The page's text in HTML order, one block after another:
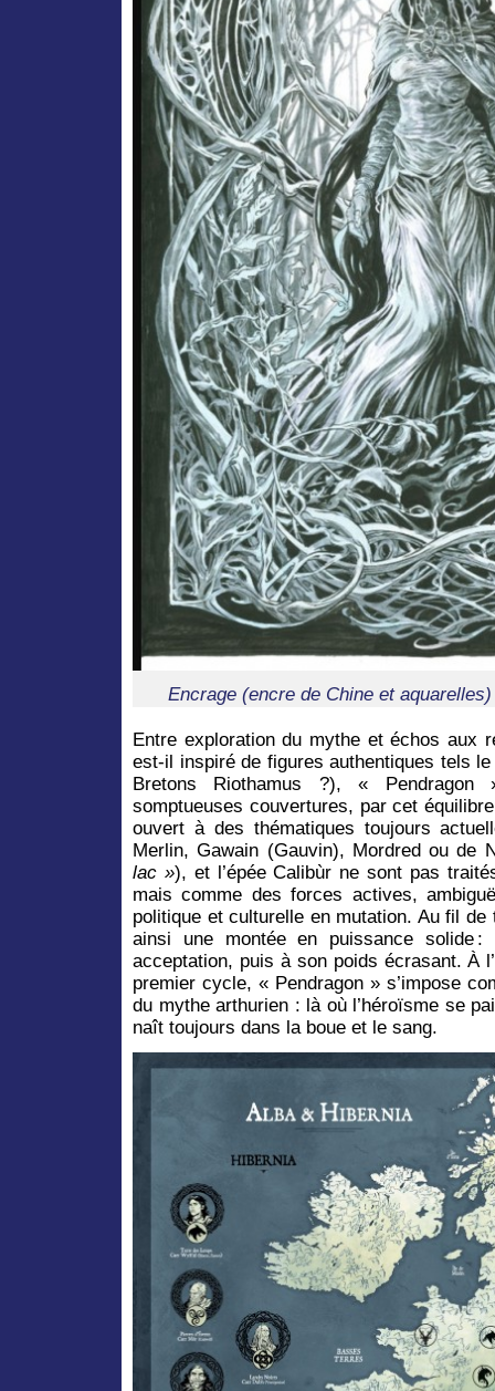
Encrage (encre de Chine et
Entre exploration du mythe et échos aux
est-il inspiré de figures authentiques tels
Bretons Riothamus ?), «
somptueuses couvertures, par cet
ouvert à des thématiques toujours
Merlin, Gawain (Gauvin), Mordred ou de
lac »), et l’épée Calibùr ne sont pas
mais comme des forces actives,
politique et culturelle en mutation. Au fil
ainsi une montée en puissance solide
acceptation, puis à son poids écrasant. À
premier cycle, « Pendragon » s’impose
du mythe arthurien : là où l’héroïsme se
naît toujours dans la boue et le sang.